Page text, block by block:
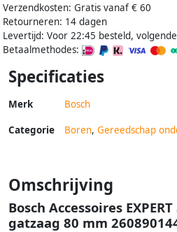
Verzendkosten: Gratis vanaf € 60
Retourneren: 14 dagen
Levertijd: Voor 22:45 besteld,
Betaalmethodes:
Specificaties
Merk Bosch
Categorie Boren, Gereedschap
Omschrijving
Bosch Accessoires
gatzaag 80 mm